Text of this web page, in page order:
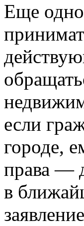
Еще
если
городе,
права —
в